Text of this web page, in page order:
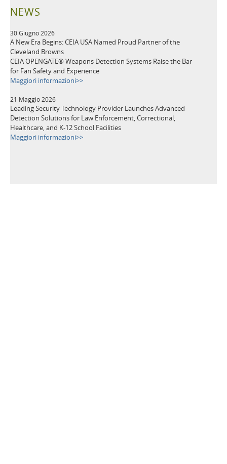
NEWS
30 Giugno 2026
A New Era Begins: CEIA USA Named Proud Partner of the
Cleveland Browns
CEIA OPENGATE® Weapons Detection Systems Raise the Bar
for Fan Safety and Experience
Maggiori informazioni>>
21 Maggio 2026
Leading Security Technology Provider Launches Advanced
Detection Solutions for Law Enforcement, Correctional,
Healthcare, and K-12 School Facilities
Maggiori informazioni>>